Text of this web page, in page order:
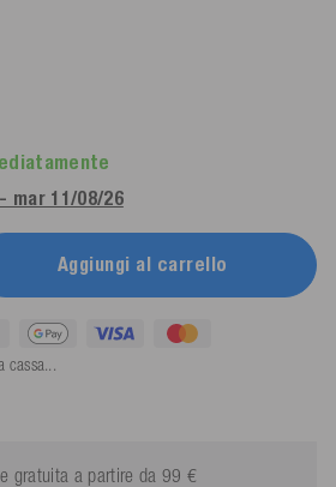
mar 11/08/26
Aggiungi al carrello
cassa...
gratuita a partire da 99 €